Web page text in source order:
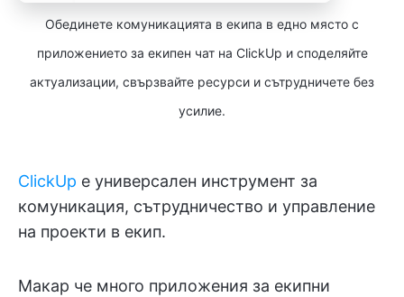
Обединете комуникацията в екипа в едно място с
приложението за екипен чат на ClickUp и споделяйте
актуализации, свързвайте ресурси и сътрудничете без
усилие.
ClickUp е универсален инструмент за
комуникация, сътрудничество и управление
на проекти в екип.
Макар че много приложения за екипни